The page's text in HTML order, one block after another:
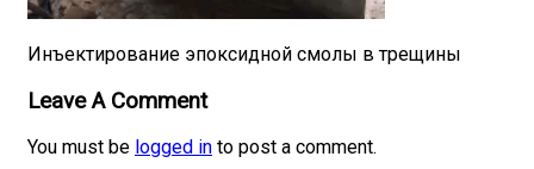
Инъектирование эпоксидной смолы в трещины
Leave A Comment
You must be logged in to post a comment.